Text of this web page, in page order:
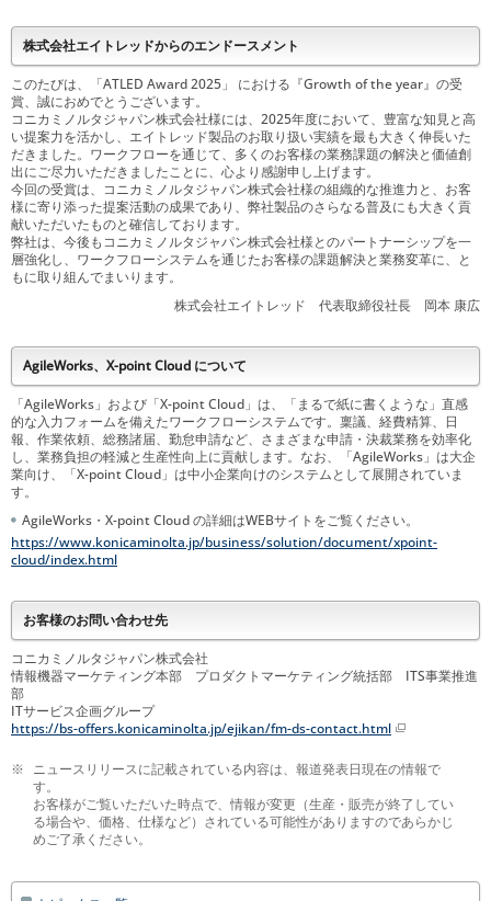
株式会社エイトレッドからのエンドースメント
このたびは、「ATLED Award 2025」 における『Growth of the year』の受
賞、誠におめでとうございます。
コニカミノルタジャパン株式会社様には、2025年度において、豊富な知見と高
い提案力を活かし、エイトレッド製品のお取り扱い実績を最も大きく伸長いた
だきました。ワークフローを通じて、多くのお客様の業務課題の解決と価値創
出にご尽力いただきましたことに、心より感謝申し上げます。
今回の受賞は、コニカミノルタジャパン株式会社様の組織的な推進力と、お客
様に寄り添った提案活動の成果であり、弊社製品のさらなる普及にも大きく貢
献いただいたものと確信しております。
弊社は、今後もコニカミノルタジャパン株式会社様とのパートナーシップを一
層強化し、ワークフローシステムを通じたお客様の課題解決と業務変革に、と
もに取り組んでまいります。
株式会社エイトレッド 代表取締役社長 岡本 康広
AgileWorks、X-point Cloud について
「AgileWorks」および「X-point Cloud」は、「まるで紙に書くような」直感
的な入力フォームを備えたワークフローシステムです。稟議、経費精算、日
報、作業依頼、総務諸届、勤怠申請など、さまざまな申請・決裁業務を効率化
し、業務負担の軽減と生産性向上に貢献します。なお、「AgileWorks」は大企
業向け、「X-point Cloud」は中小企業向けのシステムとして展開されていま
す。
AgileWorks・X-point Cloud の詳細はWEBサイトをご覧ください。
https://www.konicaminolta.jp/business/solution/document/xpoint-
cloud/index.html
お客様のお問い合わせ先
コニカミノルタジャパン株式会社
情報機器マーケティング本部 プロダクトマーケティング統括部 ITS事業推進
部
ITサービス企画グループ
https://bs-offers.konicaminolta.jp/ejikan/fm-ds-contact.html
※ ニュースリリースに記載されている内容は、報道発表日現在の情報で
す。
お客様がご覧いただいた時点で、情報が変更（生産・販売が終了してい
る場合や、価格、仕様など）されている可能性がありますのであらかじ
めご了承ください。